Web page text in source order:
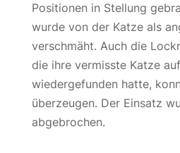
Positionen in Stellung
wurde von der Katze als
verschmäht. Auch die
die ihre vermisste Katze
wiedergefunden hatte,
überzeugen. Der Einsatz
abgebrochen.